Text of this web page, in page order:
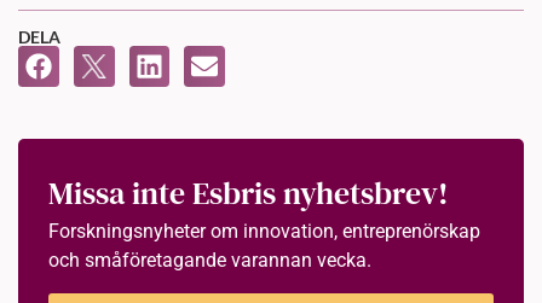
DELA
Missa inte Esbris nyhetsbrev!
Forskningsnyheter om innovation, entreprenörskap
och småföretagande varannan vecka.